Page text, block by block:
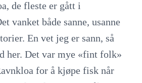
de fleste er gått i
vanket både sanne, usanne
En vet jeg er sann, så
her. Det var mye «fint folk»
for å kjøpe fisk når